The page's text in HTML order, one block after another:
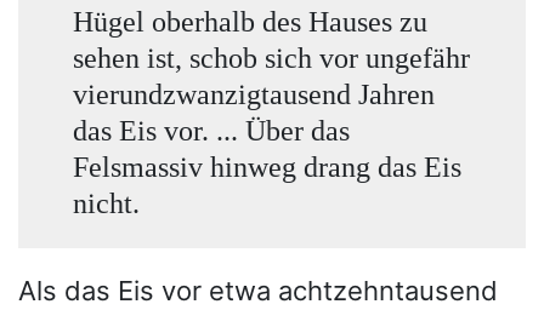
Hügel oberhalb des Hauses zu
sehen ist, schob sich vor ungefähr
vierundzwanzigtausend Jahren
das Eis vor. ... Über das
Felsmassiv hinweg drang das Eis
nicht.
Als das Eis vor etwa achtzehntausend